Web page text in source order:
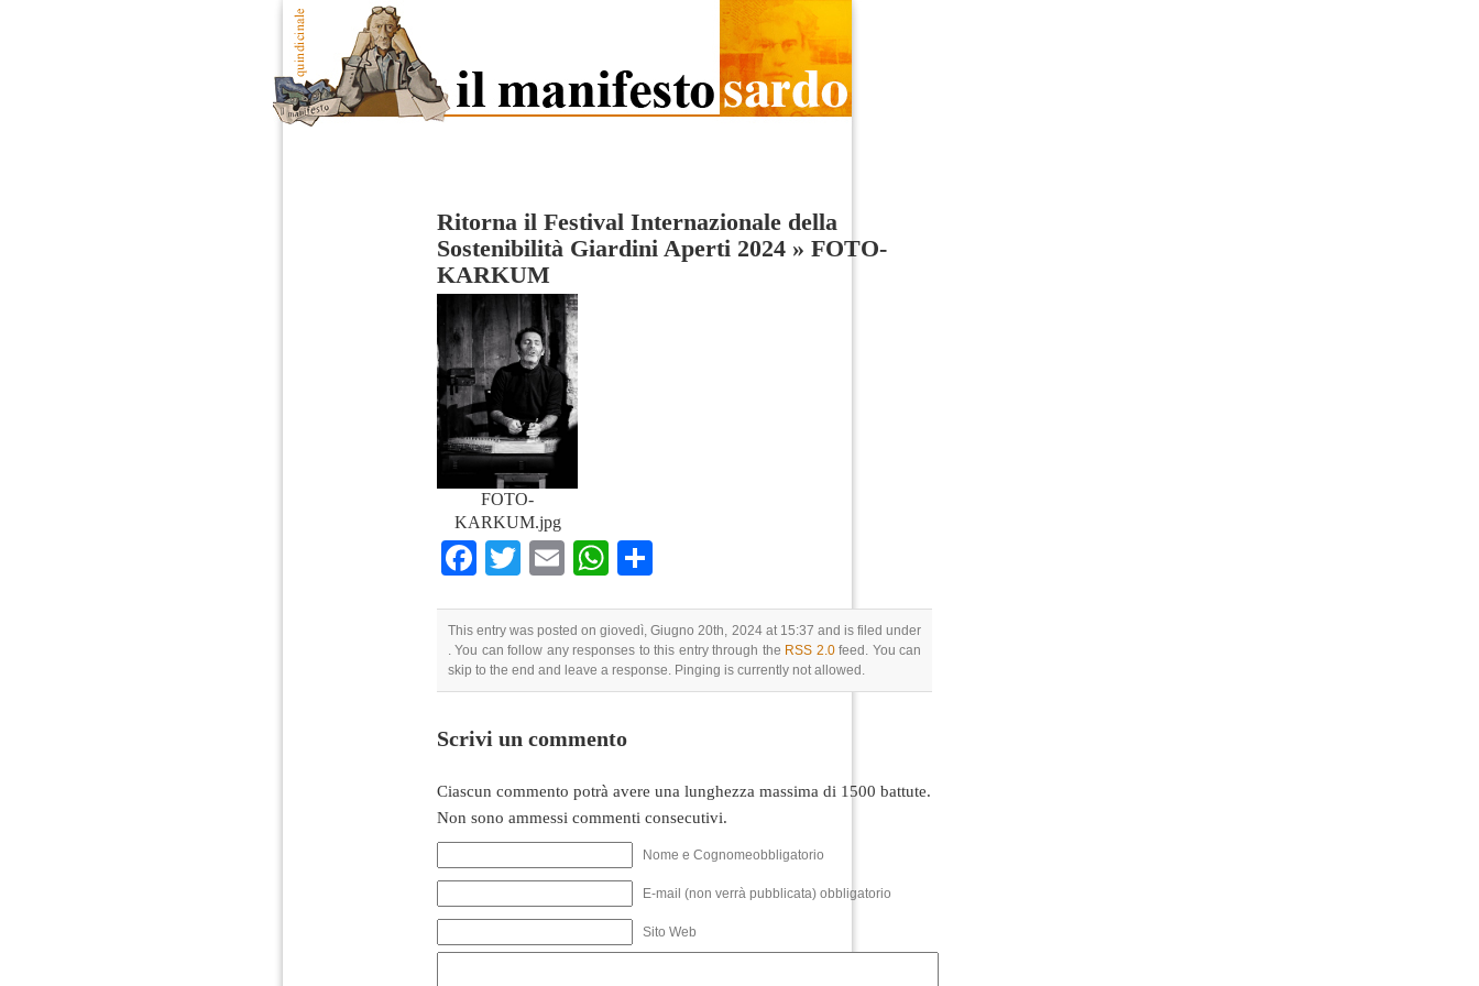
Ritorna il Festival Internazionale della
Sostenibilità Giardini Aperti 2024 » FOTO-
KARKUM
FOTO-
KARKUM.jpg
Facebook
TwitterEmailWhatsApp
This entry was posted on giovedì, Giugno 20th, 2024 at 15:37 and is filed under
. You can follow any responses to this entry through the RSS 2.0feed. You can
skip to the end and leave a response. Pinging is currently not allowed.
Scrivi un commento
Ciascun commento potrà avere una lunghezza massima di 1500 battute.
Non sono ammessi commenti consecutivi.
Nome e Cognomeobbligatorio
E-mail (non verrà pubblicata) obbligatorio
Sito Web